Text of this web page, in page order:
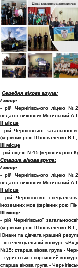
Середня вікова група:
І місце
- рій Чернігівського ліцею
педагог-виховник Могильний
ІІ місце
- рій Чернігівської
(керівник рою Шаповаленко В.І.,
ІII місце
- рій ліцею №15 (керівник рою
Старша вікова група:
І місце
- рій Чернігівського ліцею
педагог-виховник Могильний
ІІ місце
- рій Чернігівської
іноземних мов (керівник рою
ІII місце
- рій Чернігівської
(керівник рою Шаповаленко В.І.,
Юнаки та дівчата кращий
- інтелектуальний конкурс
№15; старша вікова група -
- туристсько-спортивний
старша вікова група -